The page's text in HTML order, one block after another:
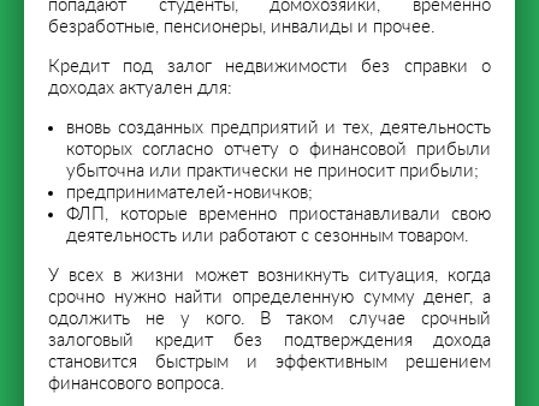
попадают студенты, домохозяйки, временно
безработные, пенсионеры, инвалиды и прочее.
Кредит под залог недвижимости без справки о
доходах актуален для:
вновь созданных предприятий и тех, деятельность
которых согласно отчету о финансовой прибыли
убыточна или практически не приносит прибыли;
предпринимателей-новичков;
ФЛП, которые временно приостанавливали свою
деятельность или работают с сезонным товаром.
У всех в жизни может возникнуть ситуация, когда
срочно нужно найти определенную сумму денег, а
одолжить не у кого. В таком случае срочный
залоговый кредит без подтверждения дохода
становится быстрым и эффективным решением
финансового вопроса.